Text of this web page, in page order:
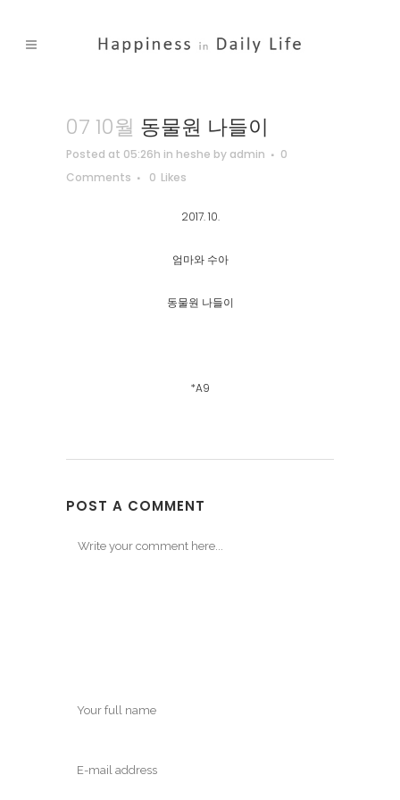
07 10월 동물원 나들이
Posted at 05:26h in heshe by admin
0
Comments
0 Likes
2017. 10.
엄마와 수아
동물원 나들이
*A9
POST A COMMENT